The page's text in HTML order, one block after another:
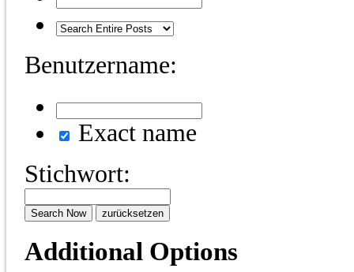
Benutzername:
Exact name
Stichwort:
Additional Options